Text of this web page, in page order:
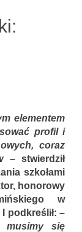
elementem
profil i
coraz
– stwierdził
szkołami
honorowy
w
podkreślił: –
musimy się